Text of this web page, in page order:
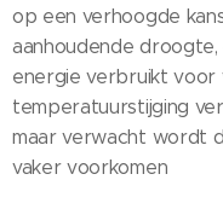
op een verhoogde
aanhoudende
energie verbruikt voor
temperatuurstijging
maar verwacht wordt
vaker voorkomen